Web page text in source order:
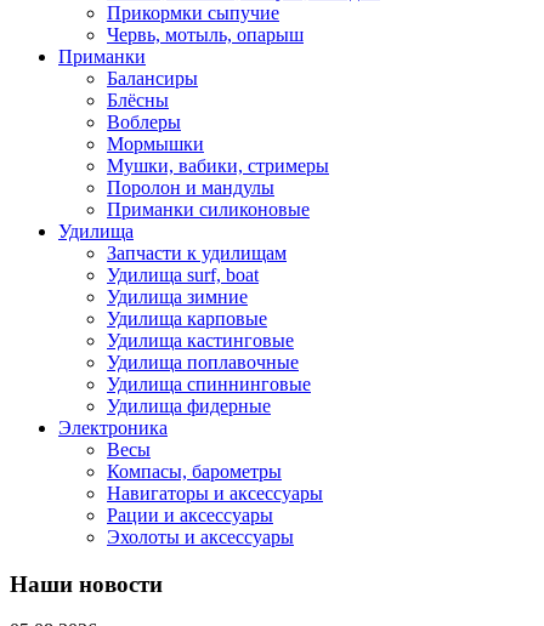
Прикормки сыпучие
Червь, мотыль, опарыш
Приманки
Балансиры
Блёсны
Воблеры
Мормышки
Мушки, вабики, стримеры
Поролон и мандулы
Приманки силиконовые
Удилища
Запчасти к удилищам
Удилища surf, boat
Удилища зимние
Удилища карповые
Удилища кастинговые
Удилища поплавочные
Удилища спиннинговые
Удилища фидерные
Электроника
Весы
Компасы, барометры
Навигаторы и аксессуары
Рации и аксессуары
Эхолоты и аксессуары
Наши новости